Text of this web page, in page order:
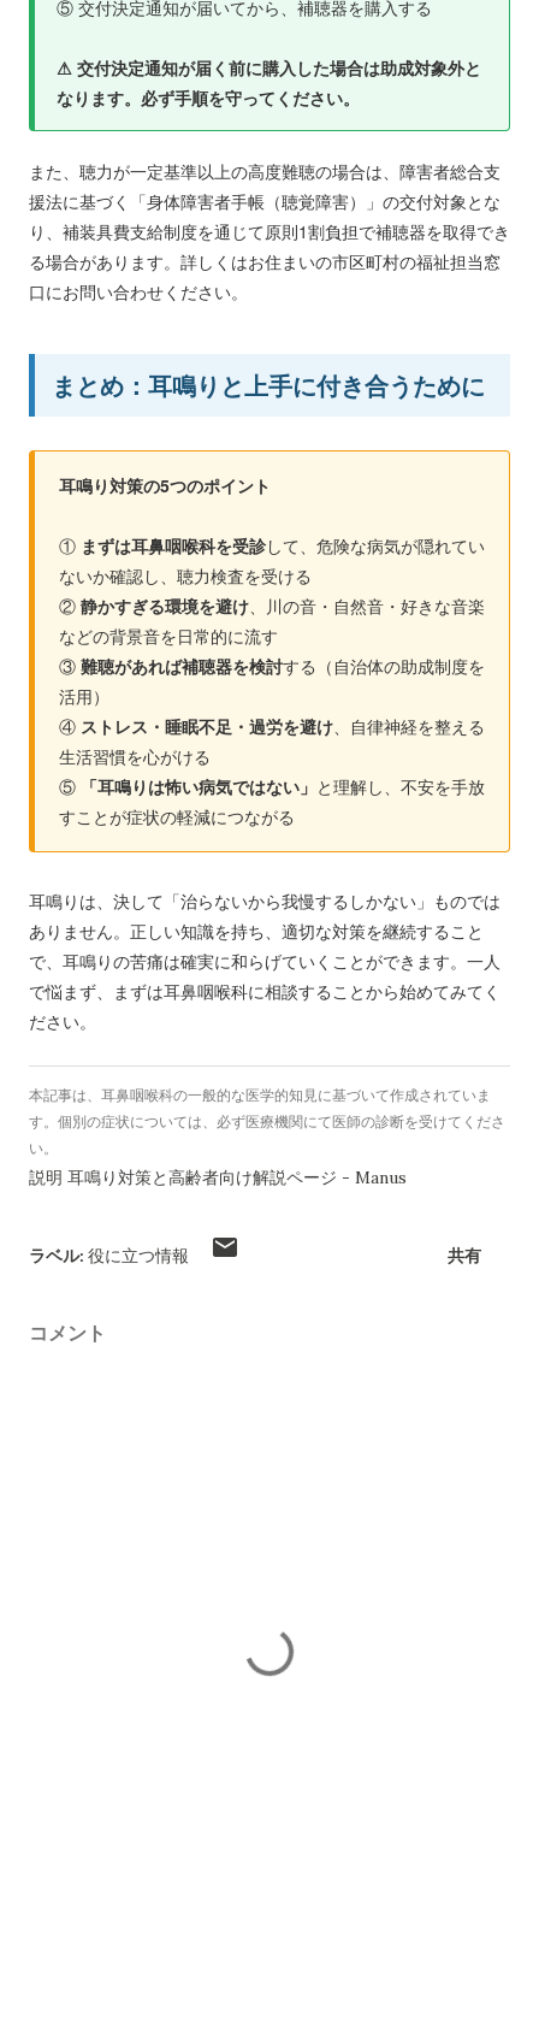
⑤ 交付決定通知が届いてから、補聴器を購入する
⚠ 交付決定通知が届く前に購入した場合は助成対象外と
なります。必ず手順を守ってください。
また、聴力が一定基準以上の高度難聴の場合は、障害者総合支
援法に基づく「身体障害者手帳（聴覚障害）」の交付対象とな
り、補装具費支給制度を通じて原則1割負担で補聴器を取得でき
る場合があります。詳しくはお住まいの市区町村の福祉担当窓
口にお問い合わせください。
まとめ：耳鳴りと上手に付き合うために
耳鳴り対策の5つのポイント
① まずは耳鼻咽喉科を受診して、危険な病気が隠れてい
ないか確認し、聴力検査を受ける
② 静かすぎる環境を避け、川の音・自然音・好きな音楽
などの背景音を日常的に流す
③ 難聴があれば補聴器を検討する（自治体の助成制度を
活用）
④ ストレス・睡眠不足・過労を避け、自律神経を整える
生活習慣を心がける
⑤ 「耳鳴りは怖い病気ではない」 と理解し、不安を手放
すことが症状の軽減につながる
耳鳴りは、決して「治らないから我慢するしかない」ものでは
ありません。正しい知識を持ち、適切な対策を継続すること
で、耳鳴りの苦痛は確実に和らげていくことができます。一人
で悩まず、まずは耳鼻咽喉科に相談することから始めてみてく
ださい。
本記事は、耳鼻咽喉科の一般的な医学的知見に基づいて作成されていま
す。個別の症状については、必ず医療機関にて医師の診断を受けてくださ
い。
説明 耳鳴り対策と高齢者向け解説ページ - Manus
ラベル: 役に立つ情報 共有
コメント